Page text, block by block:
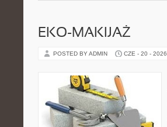
EKO-MAKIJAŻ
POSTED BY ADMIN CZE - 20 - 2026